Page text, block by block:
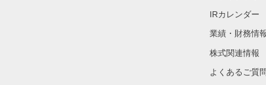
IRカレンダー
業績・財務情
株式関連情報
よくあるご質